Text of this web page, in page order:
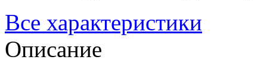
Все характеристики
Описание